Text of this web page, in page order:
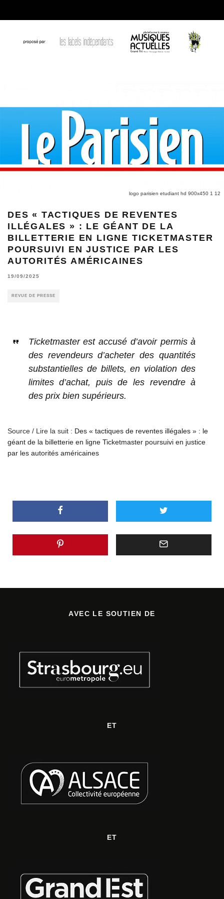
logo parisien etudiant hd 900x450 1 12
DES « TACTIQUES DE REVENTES
ILLÉGALES » : LE GÉANT DE LA
BILLETTERIE EN LIGNE TICKETMASTER
POURSUIVI EN JUSTICE PAR LES
AUTORITÉS AMÉRICAINES
19/09/2025
REVUE DE PRESSE
Ticketmaster est accusé d’avoir permis à
des revendeurs d’acheter des quantités
substantielles de billets, en violation des
limites d’achat, puis de les revendre à
des prix bien supérieurs.
Source / Lire la suit : Des « tactiques de reventes illégales » : le
géant de la billetterie en ligne Ticketmaster poursuivi en justice
par les autorités américaines
AVEC LE SOUTIEN DE
ET
ET